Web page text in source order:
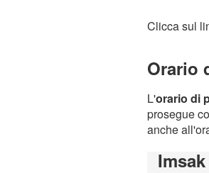
Clicca sul
Orario
L'orario di
prosegue
anche